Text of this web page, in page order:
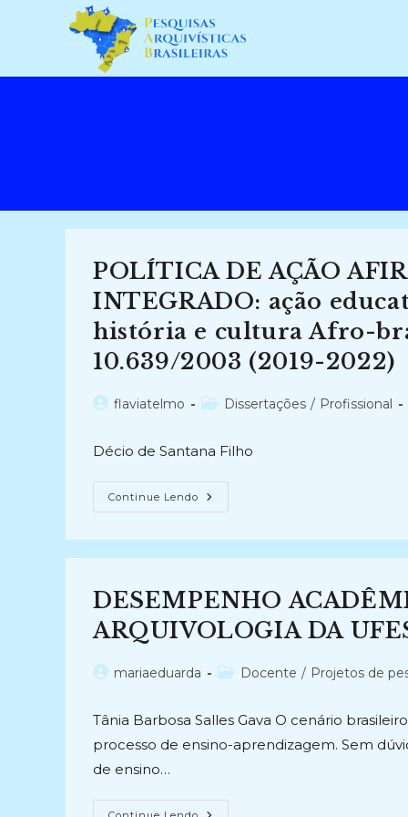
conteúdo
POLÍTICA DE AÇÃO
INTEGRADO: ação
história e cultura Afro-
10.639/2003 (2019-2022)
Autorflaviatelmo
Categoria
Dissertações / Profissional
Décio de Santana Filho
Continue Lendo POLÍTICA
DE
ENSINO
Ação
Educativa
Em
Arquivo
Ensino
E
Cultura
Afro-
Brasileira
Lei
DESEMPENHO
ARQUIVOLOGIA DA
Autormariaeduarda
Categoria
Docente / Projetos de
Tânia Barbosa Salles Gava O cenário
processo de ensino-aprendizagem. Sem
de ensino…